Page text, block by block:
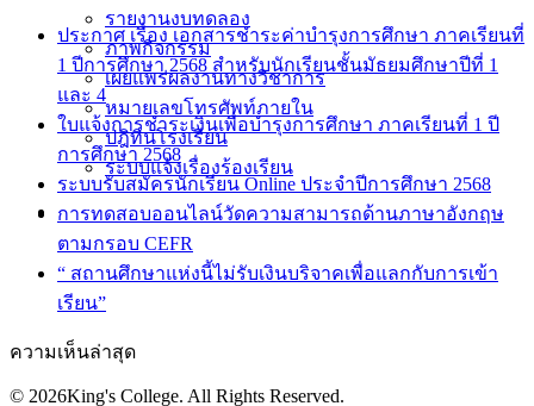
รายงานงบทดลอง
ภาพกิจกรรม
เผยแพร่ผลงานทางวิชาการ
หมายเลขโทรศัพท์ภายใน
ปฎิทินโรงเรียน
ระบบแจ้งเรื่องร้องเรียน
ประกาศ เรื่อง เอกสารชำระค่าบำรุงการศึกษา ภาคเรียนที่
1 ปีการศึกษา 2568 สำหรับนักเรียนชั้นมัธยมศึกษาปีที่ 1
และ 4
ใบแจ้งการชำระเงินเพื่อบำรุงการศึกษา ภาคเรียนที่ 1 ปี
การศึกษา 2568
ระบบรับสมัครนักเรียน Online ประจำปีการศึกษา 2568
การทดสอบออนไลน์วัดความสามารถด้านภาษาอังกฤษ
ตามกรอบ CEFR
“ สถานศึกษาแห่งนี้ไม่รับเงินบริจาคเพื่อแลกกับการเข้า
เรียน”
ความเห็นล่าสุด
© 2026King's College. All Rights Reserved.